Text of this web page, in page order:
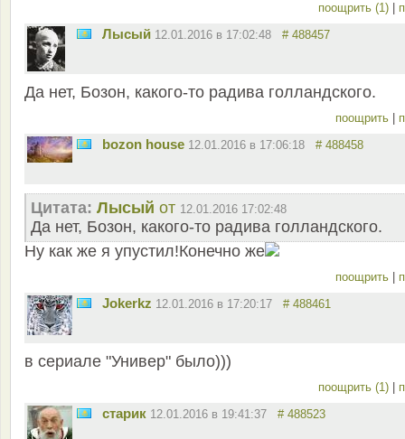
поощрить (1)
Лысый 12.01.2016 в 17:02:48 # 488457
Да нет, Бозон, какого-то радива голландского.
поощрить
bozon house 12.01.2016 в 17:06:18 # 488458
Цитата: Лысый от 12.01.2016 17:02:48
Да нет, Бозон, какого-то радива голландского.
Ну как же я упустил!Конечно же
поощрить
Jokerkz 12.01.2016 в 17:20:17 # 488461
в сериале "Универ" было)))
поощрить (1)
старик 12.01.2016 в 19:41:37 # 488523